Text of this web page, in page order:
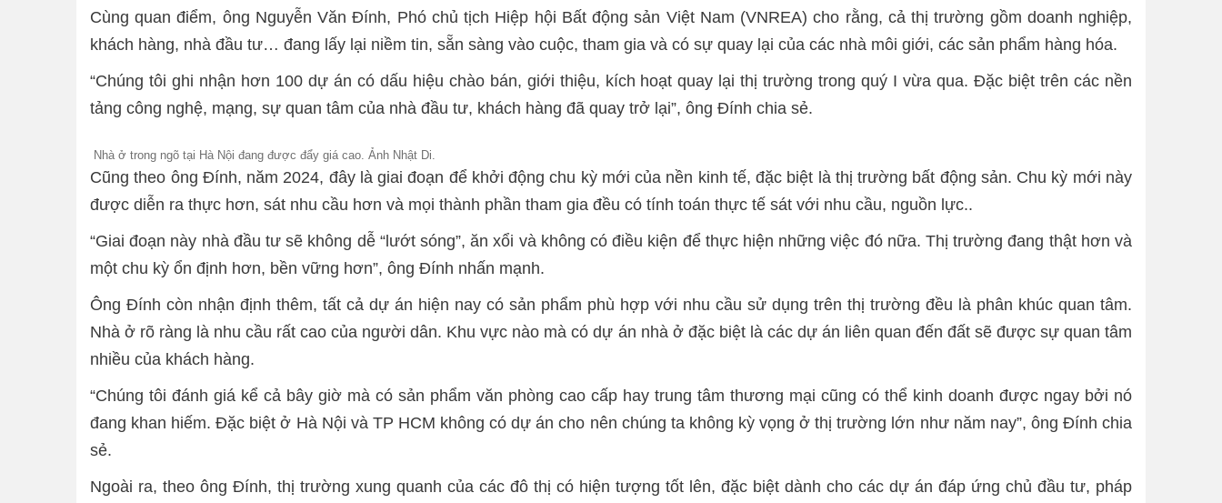
Cùng quan điểm, ông Nguyễn Văn Đính, Phó chủ tịch Hiệp hội Bất động sản Việt Nam (VNREA) cho rằng, cả thị trường gồm doanh nghiệp,
khách hàng, nhà đầu tư… đang lấy lại niềm tin, sẵn sàng vào cuộc, tham gia và có sự quay lại của các nhà môi giới, các sản phẩm hàng hóa.
“Chúng tôi ghi nhận hơn 100 dự án có dấu hiệu chào bán, giới thiệu, kích hoạt quay lại thị trường trong quý I vừa qua. Đặc biệt trên các nền
tảng công nghệ, mạng, sự quan tâm của nhà đầu tư, khách hàng đã quay trở lại”, ông Đính chia sẻ.
Nhà ở trong ngõ tại Hà Nội đang được đẩy giá cao. Ảnh Nhật Di.
Cũng theo ông Đính, năm 2024, đây là giai đoạn để khởi động chu kỳ mới của nền kinh tế, đặc biệt là thị trường bất động sản. Chu kỳ mới này
được diễn ra thực hơn, sát nhu cầu hơn và mọi thành phần tham gia đều có tính toán thực tế sát với nhu cầu, nguồn lực..
“Giai đoạn này nhà đầu tư sẽ không dễ “lướt sóng”, ăn xổi và không có điều kiện để thực hiện những việc đó nữa. Thị trường đang thật hơn và
một chu kỳ ổn định hơn, bền vững hơn”, ông Đính nhấn mạnh.
Ông Đính còn nhận định thêm, tất cả dự án hiện nay có sản phẩm phù hợp với nhu cầu sử dụng trên thị trường đều là phân khúc quan tâm.
Nhà ở rõ ràng là nhu cầu rất cao của người dân. Khu vực nào mà có dự án nhà ở đặc biệt là các dự án liên quan đến đất sẽ được sự quan tâm
nhiều của khách hàng.
“Chúng tôi đánh giá kể cả bây giờ mà có sản phẩm văn phòng cao cấp hay trung tâm thương mại cũng có thể kinh doanh được ngay bởi nó
đang khan hiếm. Đặc biệt ở Hà Nội và TP HCM không có dự án cho nên chúng ta không kỳ vọng ở thị trường lớn như năm nay”, ông Đính chia
sẻ.
Ngoài ra, theo ông Đính, thị trường xung quanh của các đô thị có hiện tượng tốt lên, đặc biệt dành cho các dự án đáp ứng chủ đầu tư, pháp